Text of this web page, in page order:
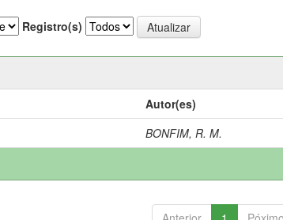
Registro(s)
Autor(es)
BONFIM, R. M.